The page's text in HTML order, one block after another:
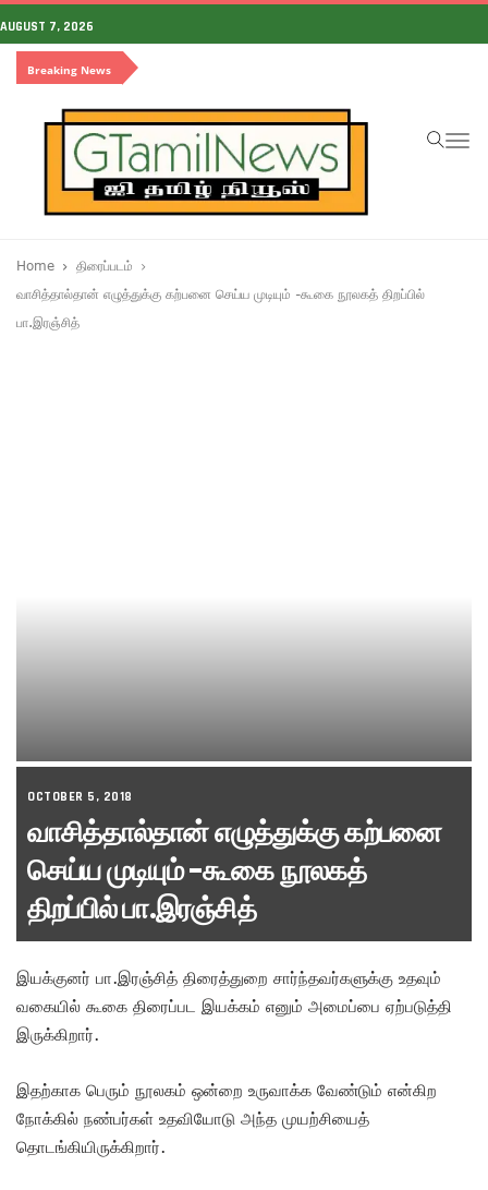
AUGUST 7, 2026
Breaking News
Home
திரைப்படம்
வாசித்தால்தான் எழுத்துக்கு கற்பனை செய்ய முடியும் -கூகை நூலகத் திறப்பில்
பா.இரஞ்சித்
OCTOBER 5, 2018
வாசித்தால்தான் எழுத்துக்கு கற்பனை
செய்ய முடியும் -கூகை நூலகத்
திறப்பில் பா.இரஞ்சித்
இயக்குனர் பா.இரஞ்சித் திரைத்துறை சார்ந்தவர்களுக்கு உதவும்
வகையில் கூகை திரைப்பட இயக்கம் எனும் அமைப்பை ஏற்படுத்தி
இருக்கிறார்.
இதற்காக பெரும் நூலகம் ஒன்றை உருவாக்க வேண்டும் என்கிற
நோக்கில் நண்பர்கள் உதவியோடு அந்த முயற்சியைத்
தொடங்கியிருக்கிறார்.